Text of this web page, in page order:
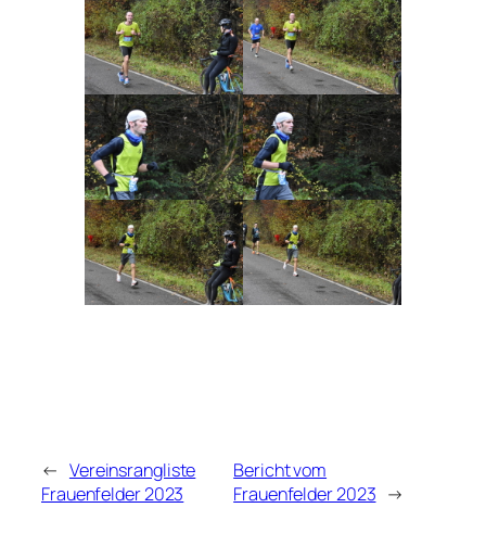
← Vereinsrangliste
Frauenfelder 2023
Bericht vom
Frauenfelder 2023 →